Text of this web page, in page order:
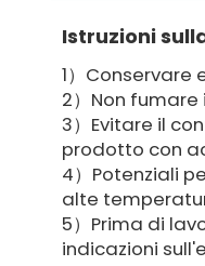
Istruzioni
1）
2）Non
3）Evitare il
prodotto con
4）Potenziali
alte
5）Prima di
indicazioni